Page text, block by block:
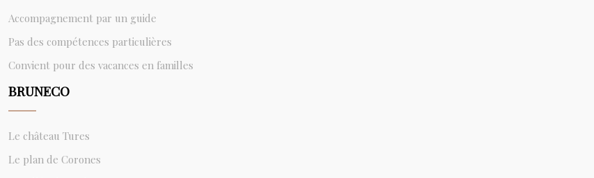
Accompagnement par un guide
Pas des compétences particulières
Convient pour des vacances en familles
BRUNECO
Le château Tures
Le plan de Corones